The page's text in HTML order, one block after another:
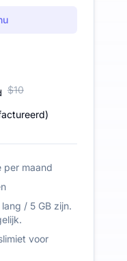
$10
)
per maand
/ 5 GB zijn.
voor